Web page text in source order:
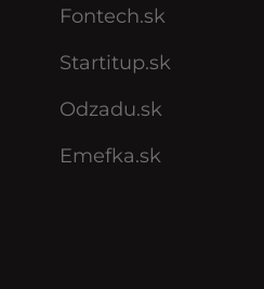
Fontech.sk
Startitup.sk
Odzadu.sk
Emefka.sk